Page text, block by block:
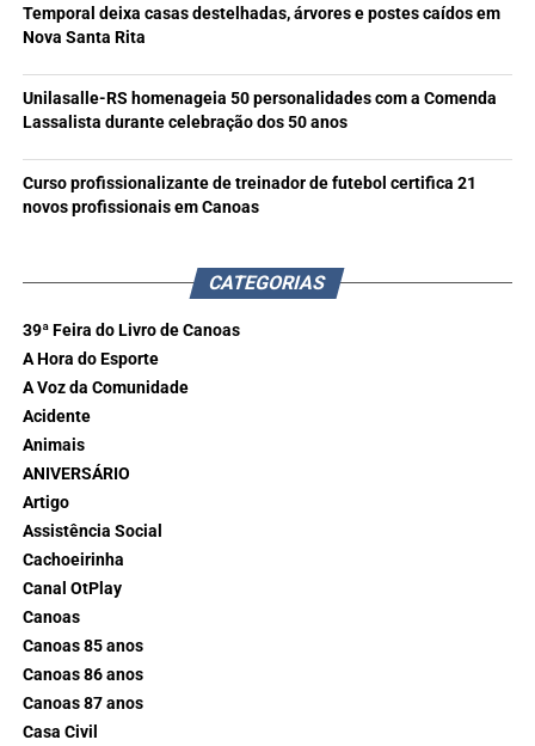
Temporal deixa casas destelhadas, árvores e postes caídos em
Nova Santa Rita
Unilasalle-RS homenageia 50 personalidades com a Comenda
Lassalista durante celebração dos 50 anos
Curso profissionalizante de treinador de futebol certifica 21
novos profissionais em Canoas
CATEGORIAS
39ª Feira do Livro de Canoas
A Hora do Esporte
A Voz da Comunidade
Acidente
Animais
ANIVERSÁRIO
Artigo
Assistência Social
Cachoeirinha
Canal OtPlay
Canoas
Canoas 85 anos
Canoas 86 anos
Canoas 87 anos
Casa Civil